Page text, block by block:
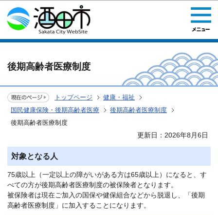
このページの本文へ移動
後期高齢者医療制度
トップページ
健康・福祉
国民健康保険・後期高齢者医療
後期高齢者医療制度
後期高齢者医療制度
更新日：2026年8月6日
対象となる人
75歳以上（一定以上の障がいがある方は65歳以上）になると、す
べての方が後期高齢者医療制度の被保険者となります。
被保険者は現在ご加入の国保や健保組合などから脱退し、「後期
高齢者医療制度」に加入することになります。